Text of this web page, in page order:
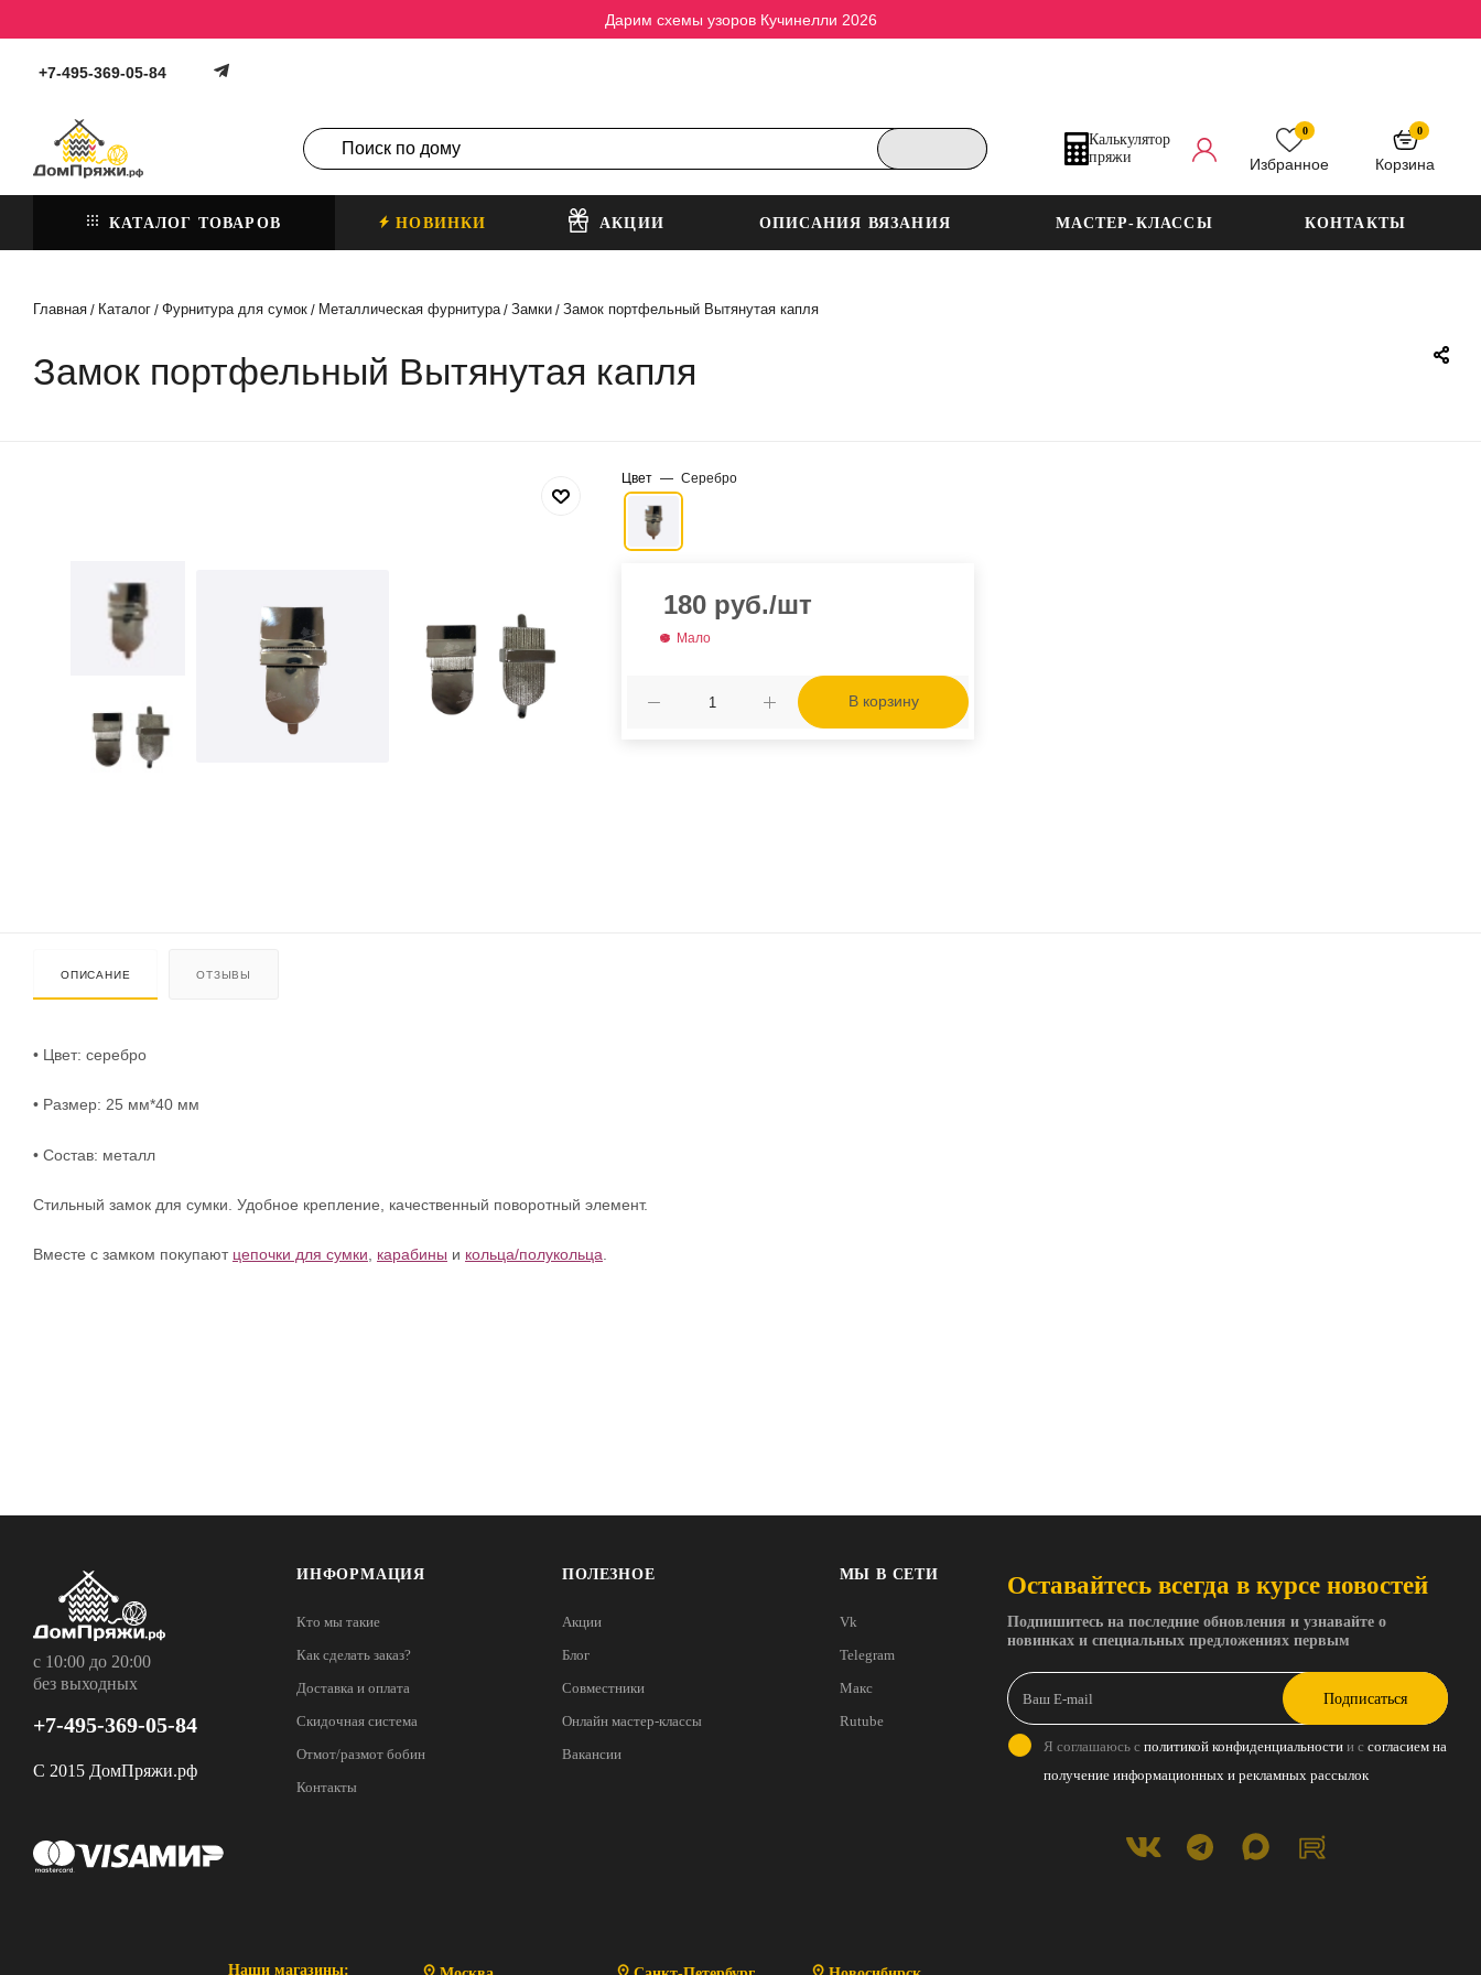
Дарим схемы узоров Кучинелли 2026
+7-495-369-05-84
Калькулятор
пряжи
Избранное
0
Корзина
0
КАТАЛОГ ТОВАРОВ НОВИНКИ АКЦИИ ОПИСАНИЯ ВЯЗАНИЯ МАСТЕР-КЛАССЫ КОНТАКТЫ
Главная / Каталог / Фурнитура для сумок / Металлическая фурнитура / Замки / Замок портфельный Вытянутая капля
Замок портфельный Вытянутая капля
Цвет — Серебро
180 руб./шт
Мало
В корзину
ОПИСАНИЕ ОТЗЫВЫ
• Цвет: серебро
• Размер: 25 мм*40 мм
• Состав: металл
Стильный замок для сумки. Удобное крепление, качественный поворотный элемент.
Вместе с замком покупают цепочки для сумки, карабины и кольца/полукольца.
с 10:00 до 20:00
без выходных
+7-495-369-05-84
С 2015 ДомПряжи.рф
ИНФОРМАЦИЯ
Кто мы такие
Как сделать заказ?
Доставка и оплата
Скидочная система
Отмот/размот бобин
Контакты
ПОЛЕЗНОЕ
Акции
Блог
Совместники
Онлайн мастер-классы
Вакансии
МЫ В СЕТИ
Vk
Telegram
Макс
Rutube
Наши магазины:
Оставайтесь всегда в курсе новостей
Подпишитесь на последние обновления и узнавайте о
новинках и специальных предложениях первым
Подписаться
Я соглашаюсь с политикой конфиденциальности и с согласием на
получение информационных и рекламных рассылок